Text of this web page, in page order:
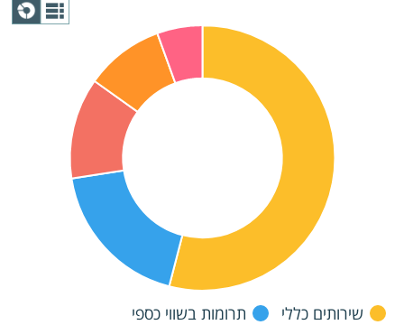
שירותים כללי
תרומות בשווי כספי